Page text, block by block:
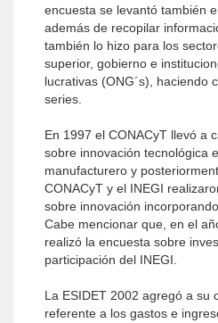
encuesta se levantó también
además de recopi­lar
también lo hizo para los
superior, gobierno e
lucrativas (ONG´s), haciendo
series.
En 1997 el CONACyT llevó a
sobre innovación tecnológica
manufacturero y
CONACyT y el INEGI
sobre innovación
Cabe mencionar que, en el
realizó la encuesta sobre
participación del INEGI.
La ESIDET 2002 agregó a su
referente a los gastos e